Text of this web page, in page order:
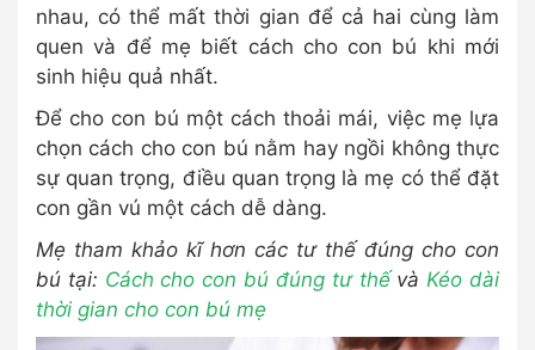
nhau, có thể mất thời gian để cả hai cùng làm
quen và để mẹ biết cách cho con bú khi mới
sinh hiệu quả nhất.
Để cho con bú một cách thoải mái, việc mẹ lựa
chọn cách cho con bú nằm hay ngồi không thực
sự quan trọng, điều quan trọng là mẹ có thể đặt
con gần vú một cách dễ dàng.
Mẹ tham khảo kĩ hơn các tư thế đúng cho con
bú tại: Cách cho con bú đúng tư thếvàKéo dài
thời gian cho con bú mẹ